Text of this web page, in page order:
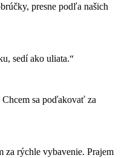
presne podľa našich
sedí ako uliata.“
sa poďakovať za
za rýchle vybavenie. Prajem